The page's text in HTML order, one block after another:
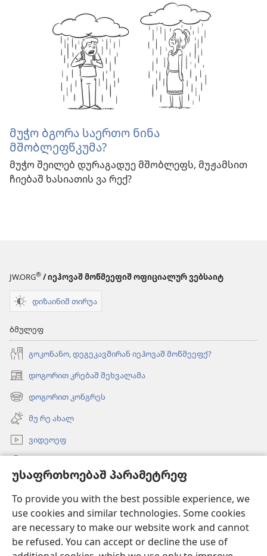
უსაფრთხოებაშ პარამეტრეფ
To provide you with the best possible experience, we
use cookies and similar technologies. Some cookies
are necessary to make our website work and cannot
be refused. You can accept or decline the use of
მუჭო ბგორა საერთო ნინა
მშობლეფწკუმა?
მუჭო შეილებ დურაგადუე მშობლეფს, მუჟამსით
ჩიებაშ ხასიათის ვა რექ?
JW.ORG® / იეჰოვაშ მოწმეეფიშ ოფიციალურ ვებსაიტ
დიზაინიშ თირუა
ბმულეფ
გოკონანო, დეგეკავშირან იეჰოვაშ მოწმეეფქ?
დოგორით კრებაშ შეხვალამა
(ახალ
ფანჯარაშ
გონწყუმა)
დოგორით კონგრეს
(ახალ
ფანჯარაშ
გონწყუმა)
მუ რე ახალ
ვიდეოეფ
(ახალ
ფანჯარაშ
გონწყუმა)გინაჯინალ კოშკიშ ᲝᲜᲚᲐᲘᲜᲑᲘᲑᲚᲘᲝᲗᲔᲙᲐ
(ახალ
ფანჯარაშ
გონწყუმა)
JW Hub ®